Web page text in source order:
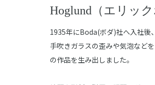
Hoglund（エリッ
1935年にBoda(ボダ)社へ入社後
手吹きガラスの歪みや気泡など
の作品を生み出しました。